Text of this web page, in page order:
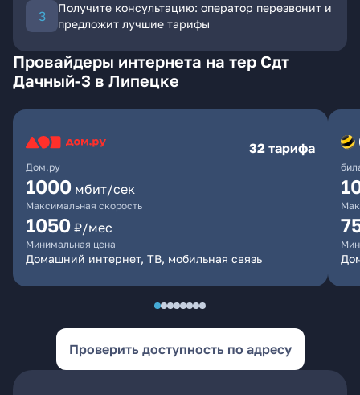
Получите консультацию: оператор перезвонит и
предложит лучшие тарифы
Провайдеры интернета на тер Сдт
Дачный-3 в Липецке
Дом.ру
32 тарифа
1000 мбит/сек
Максимальная скорость
1050 ₽/мес
Минимальная цена
Домашний интернет, ТВ, мобильная связь
Проверить доступность по адресу